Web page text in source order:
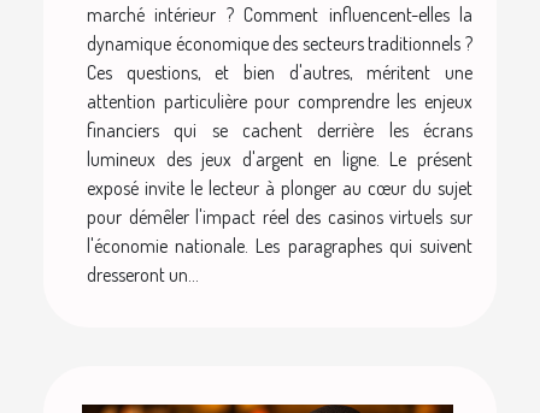
marché intérieur ? Comment influencent-elles la
dynamique économique des secteurs traditionnels ?
Ces questions, et bien d'autres, méritent une
attention particulière pour comprendre les enjeux
financiers qui se cachent derrière les écrans
lumineux des jeux d'argent en ligne. Le présent
exposé invite le lecteur à plonger au cœur du sujet
pour démêler l'impact réel des casinos virtuels sur
l'économie nationale. Les paragraphes qui suivent
dresseront un...